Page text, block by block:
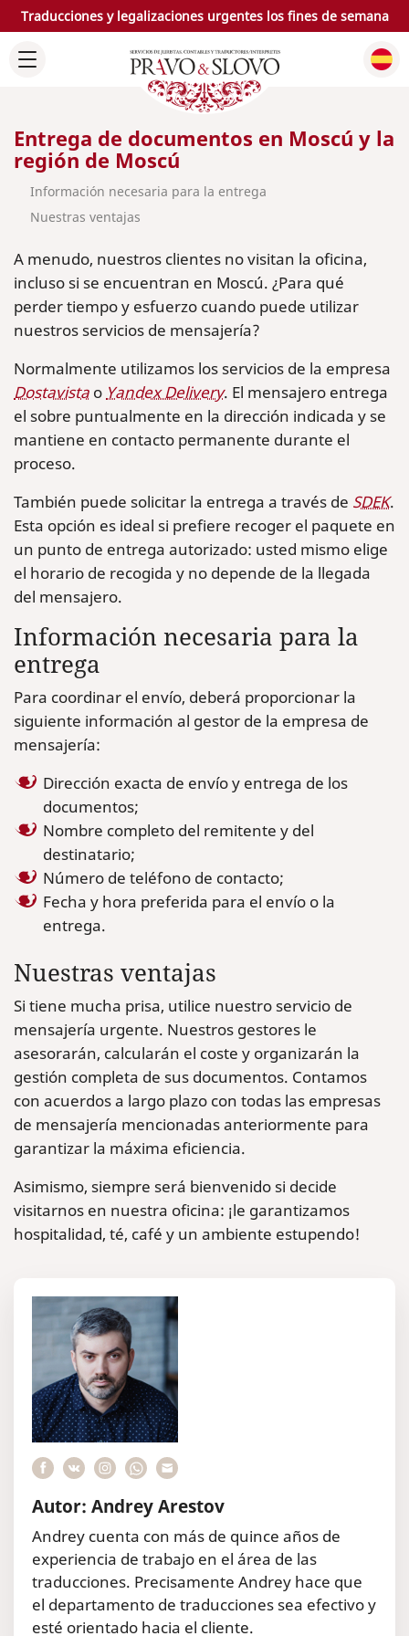
Traducciones y legalizaciones urgentes los fines de semana
Entrega de documentos en Moscú y la
región de Moscú
Información necesaria para la entrega
Nuestras ventajas
A menudo, nuestros clientes no visitan la oficina,
incluso si se encuentran en Moscú. ¿Para qué
perder tiempo y esfuerzo cuando puede utilizar
nuestros servicios de mensajería?
Normalmente utilizamos los servicios de la empresa
Dostavista o Yandex Delivery. El mensajero entrega
el sobre puntualmente en la dirección indicada y se
mantiene en contacto permanente durante el
proceso.
También puede solicitar la entrega a través de SDEK.
Esta opción es ideal si prefiere recoger el paquete en
un punto de entrega autorizado: usted mismo elige
el horario de recogida y no depende de la llegada
del mensajero.
Información necesaria para la
entrega
Para coordinar el envío, deberá proporcionar la
siguiente información al gestor de la empresa de
mensajería:
Dirección exacta de envío y entrega de los
documentos;
Nombre completo del remitente y del
destinatario;
Número de teléfono de contacto;
Fecha y hora preferida para el envío o la
entrega.
Nuestras ventajas
Si tiene mucha prisa, utilice nuestro servicio de
mensajería urgente. Nuestros gestores le
asesorarán, calcularán el coste y organizarán la
gestión completa de sus documentos. Contamos
con acuerdos a largo plazo con todas las empresas
de mensajería mencionadas anteriormente para
garantizar la máxima eficiencia.
Asimismo, siempre será bienvenido si decide
visitarnos en nuestra oficina: ¡le garantizamos
hospitalidad, té, café y un ambiente estupendo!
Autor: Andrey Arestov
Andrey cuenta con más de quince años de
experiencia de trabajo en el área de las
traducciones. Precisamente Andrey hace que
el departamento de traducciones sea efectivo y
esté orientado hacia el cliente.